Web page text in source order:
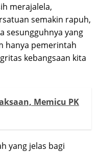
merajalela,
semakin rapuh,
sesungguhnya yang
hanya pemerintah
kebangsaan kita
Memicu PK
yang jelas bagi